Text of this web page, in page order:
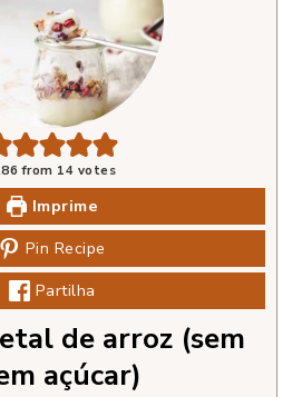
from 14 votes
Imprime
Pin Recipe
Partilha
de arroz (sem
açúcar)